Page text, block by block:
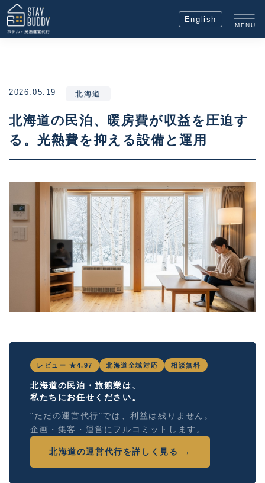
English
MENU
2026.05.19 北海道
北海道の民泊、暖房費が収益を圧迫す
る。光熱費を抑える設備と運用
レビュー ★4.97 北海道全域対応 相談無料
北海道の民泊・旅館業は、
私たちにお任せください。
"ただの運営代行"では、利益は残りません。
企画・集客・運営にフルコミットします。
北海道の運営代行を詳しく見る →